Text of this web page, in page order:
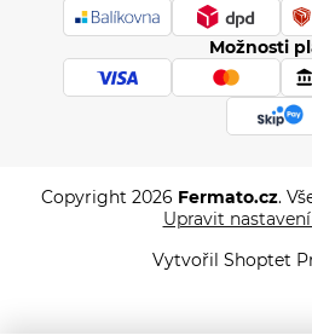
Možnosti
Vytvořil Shoptet
Copyright 2026 Fermato.cz.
Upravit